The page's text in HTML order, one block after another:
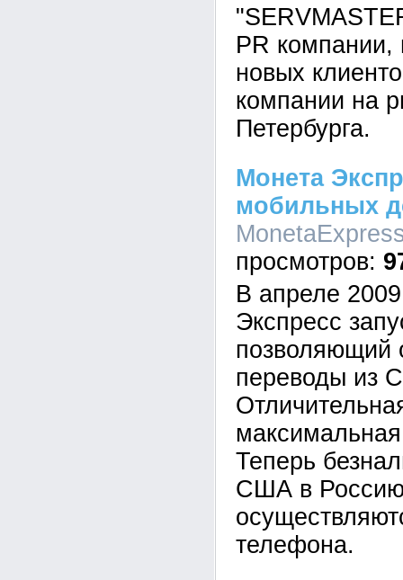
PR компании,
новых
компании на
Петербурга.
Монета
мобильных
В апреле
Экспресс
позволяющий
переводы из
Теперь
США в
телефона.